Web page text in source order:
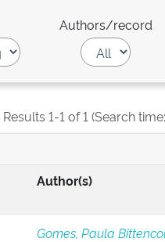
Authors/record
Results 1-1 of 1 (Search
Author(s)
Gomes, Paula